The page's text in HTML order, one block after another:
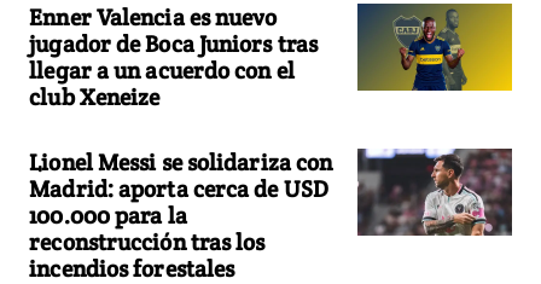
Enner Valencia es nuevo
jugador de Boca Juniors tras
llegar a un acuerdo con el
club Xeneize
Lionel Messi se solidariza con
Madrid: aporta cerca de USD
100.000 para la
reconstrucción tras los
incendios forestales